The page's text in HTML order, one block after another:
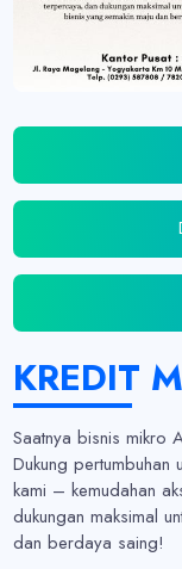
KREDIT
Saatnya bisnis mikro
Dukung
kami – kemudahan
dukungan maksimal
dan berdaya saing!